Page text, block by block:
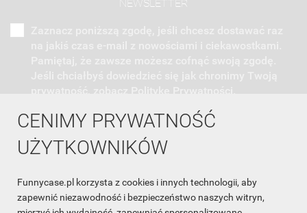
CENIMY PRYWATNOŚĆ
UŻYTKOWNIKÓW
Funnycase.pl korzysta z cookies i innych technologii, aby
zapewnić niezawodność i bezpieczeństwo naszych witryn,
NEWSLETTER
INFORMACJA O SKLEPIE